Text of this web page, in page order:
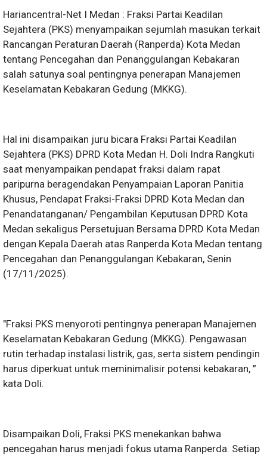
Hariancentral-Net I Medan : Fraksi Partai Keadilan
Sejahtera (PKS) menyampaikan sejumlah masukan terkait
Rancangan Peraturan Daerah (Ranperda) Kota Medan
tentang Pencegahan dan Penanggulangan Kebakaran
salah satunya soal pentingnya penerapan Manajemen
Keselamatan Kebakaran Gedung (MKKG).
Hal ini disampaikan juru bicara Fraksi Partai Keadilan
Sejahtera (PKS) DPRD Kota Medan H. Doli Indra Rangkuti
saat menyampaikan pendapat fraksi dalam rapat
paripurna beragendakan Penyampaian Laporan Panitia
Khusus, Pendapat Fraksi-Fraksi DPRD Kota Medan dan
Penandatanganan/ Pengambilan Keputusan DPRD Kota
Medan sekaligus Persetujuan Bersama DPRD Kota Medan
dengan Kepala Daerah atas Ranperda Kota Medan tentang
Pencegahan dan Penanggulangan Kebakaran, Senin
(17/11/2025).
"Fraksi PKS menyoroti pentingnya penerapan Manajemen
Keselamatan Kebakaran Gedung (MKKG). Pengawasan
rutin terhadap instalasi listrik, gas, serta sistem pendingin
harus diperkuat untuk meminimalisir potensi kebakaran, ”
kata Doli.
Disampaikan Doli, Fraksi PKS menekankan bahwa
pencegahan harus menjadi fokus utama Ranperda. Setiap